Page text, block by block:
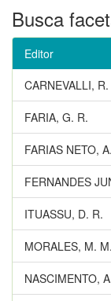
Busca
Editor
CARNEVALLI, R.
FARIA, G. R.
FARIAS NETO,
FERNANDES
ITUASSU, D. R.
MORALES, M. M.
NASCIMENTO,